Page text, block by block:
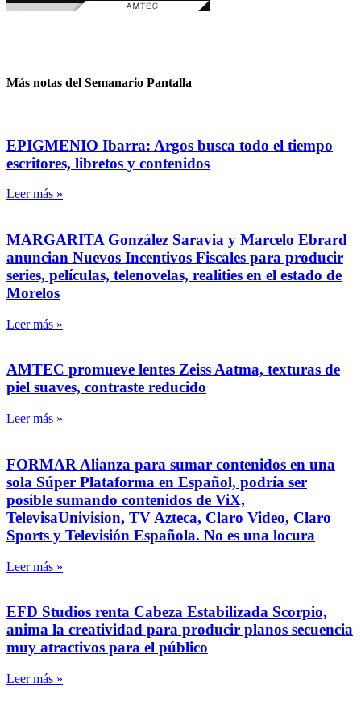
Más notas del Semanario Pantalla
EPIGMENIO Ibarra: Argos busca todo el tiempo
escritores, libretos y contenidos
Leer más »
MARGARITA González Saravia y Marcelo Ebrard
anuncian Nuevos Incentivos Fiscales para producir
series, películas, telenovelas, realities en el estado de
Morelos
Leer más »
AMTEC promueve lentes Zeiss Aatma, texturas de
piel suaves, contraste reducido
Leer más »
FORMAR Alianza para sumar contenidos en una
sola Súper Plataforma en Español, podría ser
posible sumando contenidos de ViX,
TelevisaUnivision, TV Azteca, Claro Video, Claro
Sports y Televisión Española. No es una locura
Leer más »
EFD Studios renta Cabeza Estabilizada Scorpio,
anima la creatividad para producir planos secuencia
muy atractivos para el público
Leer más »